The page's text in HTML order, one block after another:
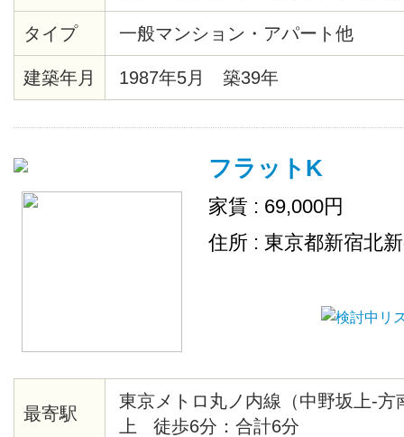
アタイル材等々）・共用部分にセ
あり・モニター付オートロック・
見えます。２/２８までに契約完
です。
タイプ 一般マンション・アパート他
建築年月 1987年5月 築39年
フラットK
家賃 : 69,000円
住所 : 東京都新宿北
最寄駅
東京メトロ丸ノ内線（中野坂上-方
上 徒歩6分：合計6分